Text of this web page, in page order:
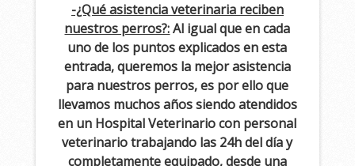
-¿Qué asistencia veterinaria reciben
nuestros perros?:Al igual que en cada
uno de los puntos explicados en esta
entrada, queremos la mejor asistencia
para nuestros perros, es por ello que
llevamos muchos años siendo atendidos
en un Hospital Veterinario con personal
veterinario trabajando las 24h del día y
completamente equipado, desde una